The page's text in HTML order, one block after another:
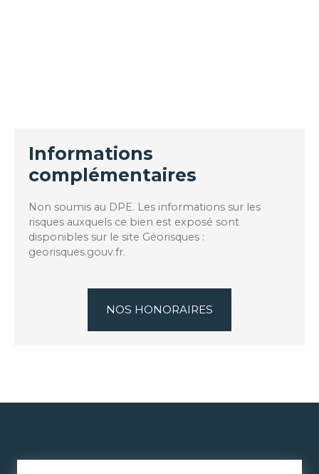
Informations
complémentaires
Non soumis au DPE. Les informations sur les
risques auxquels ce bien est exposé sont
disponibles sur le site Géorisques :
georisques.gouv.fr.
NOS HONORAIRES